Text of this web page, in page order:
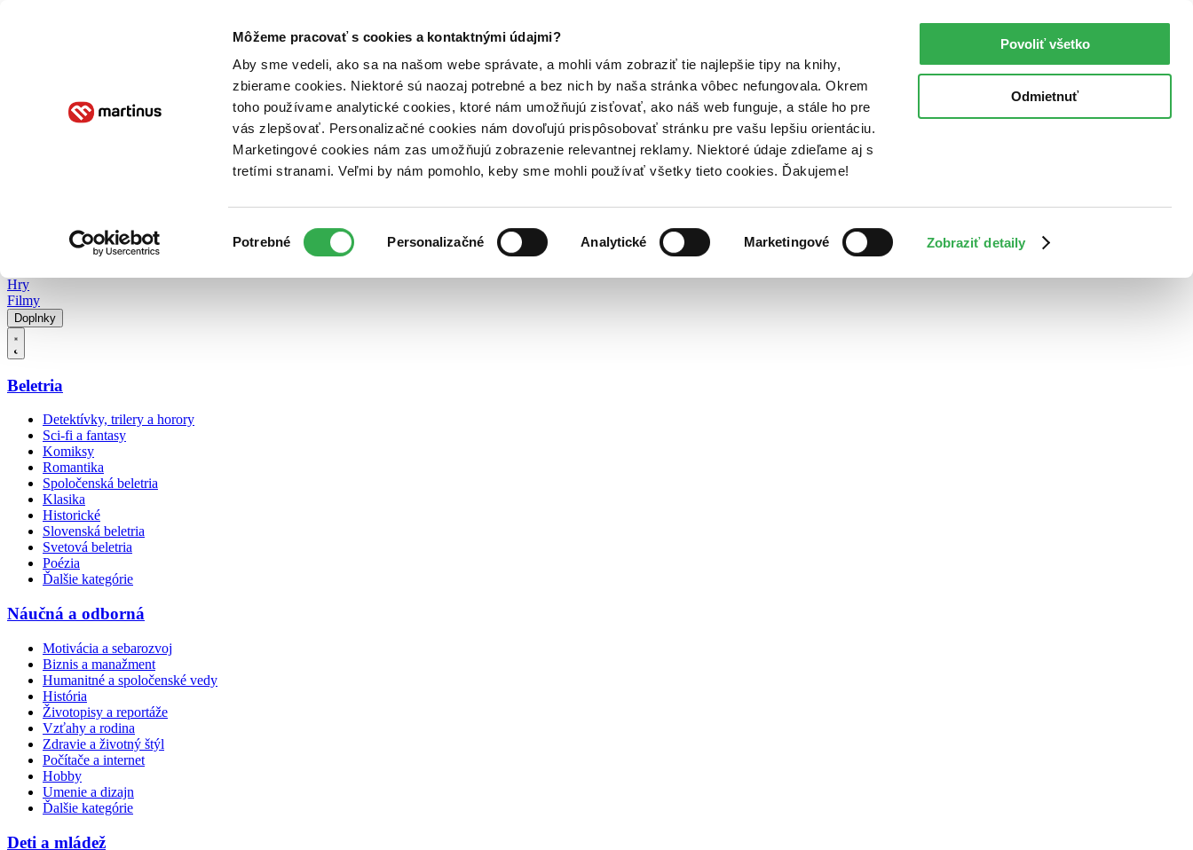
Môžeme pracovať s cookies a kontaktnými údajmi?
Aby sme vedeli, ako sa na našom webe správate, a mohli vám zobraziť tie najlepšie tipy na knihy,
zbierame cookies. Niektoré sú naozaj potrebné a bez nich by naša stránka vôbec nefungovala. Okrem
toho používame analytické cookies, ktoré nám umožňujú zisťovať, ako náš web funguje, a stále ho pre
vás zlepšovať. Personalizačné cookies nám dovoľujú prispôsobovať stránku pre vašu lepšiu orientáciu.
Marketingové cookies nám zas umožňujú zobrazenie relevantnej reklamy. Niektoré údaje zdieľame aj s
tretími stranami. Veľmi by nám pomohlo, keby sme mohli používať všetky tieto cookies. Ďakujeme!
súhlasu
Potrebné Personalizačné Analytické Marketingové Zobraziť detaily
Povoliť všetko
Odmietnuť
Poukážky Kontakt
Hry
Filmy
Doplnky
Beletria
Detektívky, trilery a horory
Sci-fi a fantasy
Komiksy
Romantika
Spoločenská beletria
Klasika
Historické
Slovenská beletria
Svetová beletria
Poézia
Ďalšie kategórie
Náučná a odborná
Motivácia a sebarozvoj
Biznis a manažment
Humanitné a spoločenské vedy
História
Životopisy a reportáže
Vzťahy a rodina
Zdravie a životný štýl
Počítače a internet
Hobby
Umenie a dizajn
Ďalšie kategórie
Deti a mládež